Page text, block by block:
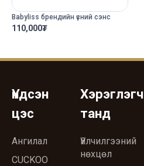
Babyliss брендийн үсний сэнс
110,000₮
Үндсэн
цэс
Ангилал
CUCKOO
Хэрэглэгч
танд
Үйлчилгээний
нөхцөл